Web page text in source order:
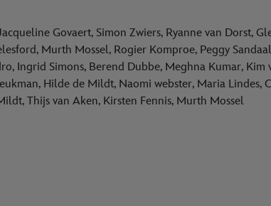
Govaert, Simon Zwiers, Ryanne van Dorst,
Murth Mossel, Rogier Komproe, Peggy
Ingrid Simons, Berend Dubbe, Meghna Kumar, Kim
Hilde de Mildt, Naomi webster, Maria Lindes,
Thijs van Aken, Kirsten Fennis, Murth Mossel